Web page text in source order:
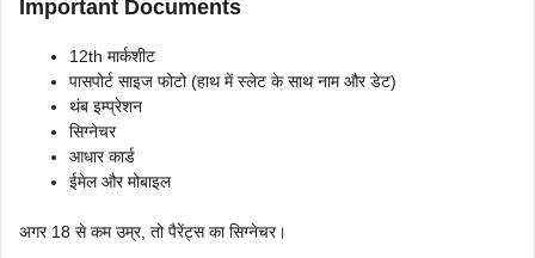
Important Documents
12th मार्कशीट
पासपोर्ट साइज फोटो (हाथ में स्लेट के साथ नाम और डेट)
थंब इम्प्रेशन
सिग्नेचर
आधार कार्ड
ईमेल और मोबाइल
अगर 18 से कम उम्र, तो पैरेंट्स का सिग्नेचर।